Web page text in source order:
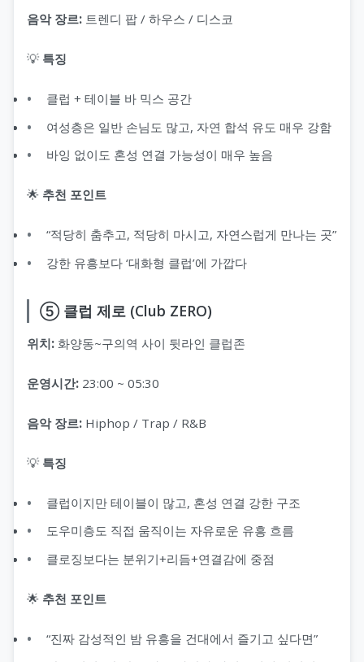
음악 장르: 트렌디 팝 / 하우스 / 디스코
💡 특징
클럽 + 테이블 바 믹스 공간
여성층은 일반 손님도 많고, 자연 합석 유도 매우 강함
바잉 없이도 혼성 연결 가능성이 매우 높음
🌟 추천 포인트
“적당히 춤추고, 적당히 마시고, 자연스럽게 만나는 곳”
강한 유흥보다 ‘대화형 클럽’에 가깝다
⑤ 클럽 제로 (Club ZERO)
위치: 화양동~구의역 사이 뒷라인 클럽존
운영시간: 23:00 ~ 05:30
음악 장르: Hiphop / Trap / R&B
💡 특징
클럽이지만 테이블이 많고, 혼성 연결 강한 구조
도우미층도 직접 움직이는 자유로운 유흥 흐름
클로징보다는 분위기+리듬+연결감에 중점
🌟 추천 포인트
“진짜 감성적인 밤 유흥을 건대에서 즐기고 싶다면”